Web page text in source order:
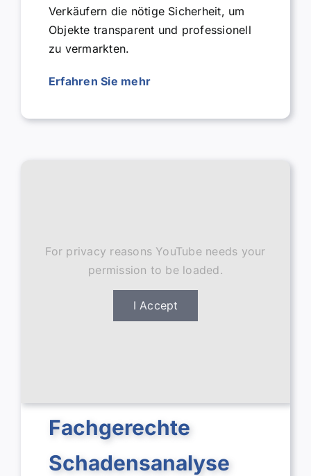
Verkäufern die nötige Sicherheit, um
Objekte transparent und professionell
zu vermarkten.
Erfahren Sie mehr
For privacy reasons YouTube needs your
permission to be loaded.
I Accept
Fachgerechte
Schadensanalyse